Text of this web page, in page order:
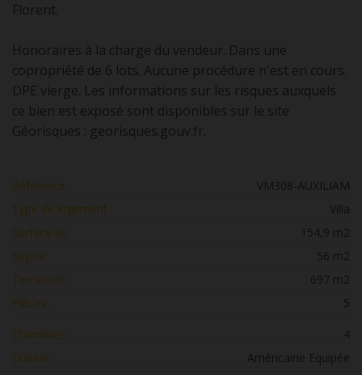
Florent.
Honoraires à la charge du vendeur. Dans une
copropriété de 6 lots. Aucune procédure n'est en cours.
DPE vierge. Les informations sur les risques auxquels
ce bien est exposé sont disponibles sur le site
Géorisques : georisques.gouv.fr.
Référence :
VM308-AUXILIAM
Type de logement :
Villa
Surface de :
154,9 m2
Séjour :
56 m2
Terrain de :
697 m2
Pièces :
5
Chambres :
4
Cuisine :
Américaine Equipée